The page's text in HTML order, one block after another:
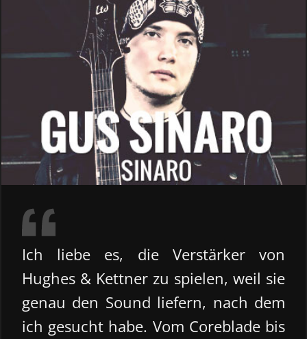
Ich liebe es, die Verstärker von
Hughes & Kettner zu spielen, weil sie
genau den Sound liefern, nach dem
ich gesucht habe. Vom Coreblade bis